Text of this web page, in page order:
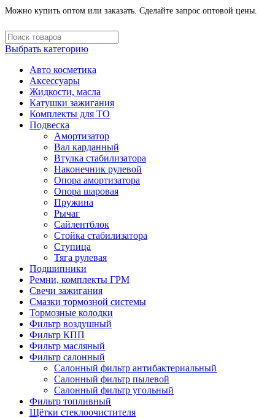
Можно купить оптом или заказать. Сделайте запрос оптовой цены.
Выбрать категорию
Авто косметика
Аксессуары
Жидкости, масла
Катушки зажигания
Комплекты для ТО
Подвеска
Амортизатор
Вал карданный
Втулка стабилизатора
Наконечник рулевой
Опора амортизатора
Опора шаровая
Пружина
Рычаг
Сайлентблок
Стойка стабилизатора
Ступица
Тяга рулевая
Подшипники
Ремни, комплекты ГРМ
Свечи зажигания
Смазки тормозной системы
Тормозные колодки
Фильтр воздушный
Фильтр КПП
Фильтр масляный
Фильтр салонный
Салонный фильтр антибактериальный
Салонный фильтр пылевой
Салонный фильтр угольный
Фильтр топливный
Щётки стеклоочистителя